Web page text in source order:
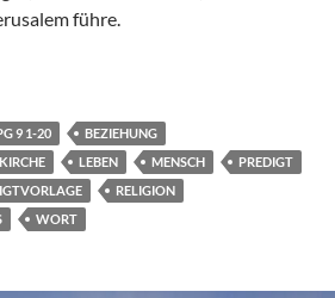
führe.
zu Apg 9, 1-20 vom Saulus zum
9 1-20
BEZIEHUNG
KIRCHE LEBEN MENSCH
PREDIGT
RELIGION
WORT